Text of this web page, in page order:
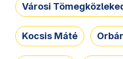
Városi
Kocsis Máté